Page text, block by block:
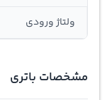
ولتاژ ورودی
مشخصات باتری